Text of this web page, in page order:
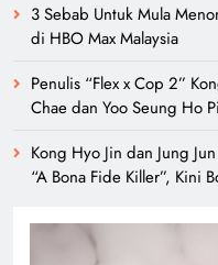
3 Sebab Untuk Mula
di HBO Max Malaysia
Penulis “Flex x Cop 2”
Chae dan Yoo Seung Ho
Kong Hyo Jin dan Jung
“A Bona Fide Killer”, Kini